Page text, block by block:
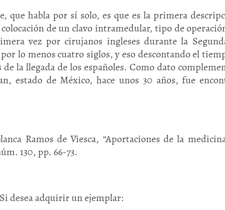
que habla por sí solo, es que es la primera
de un clavo intramedular, tipo de
vez por cirujanos ingleses durante la
lo menos cuatro siglos, y eso descontando el
la llegada de los españoles. Como dato
estado de México, hace unos 30 años, fue
Ramos de Viesca, “Aportaciones de la
130, pp. 66-73.
desea adquirir un ejemplar: